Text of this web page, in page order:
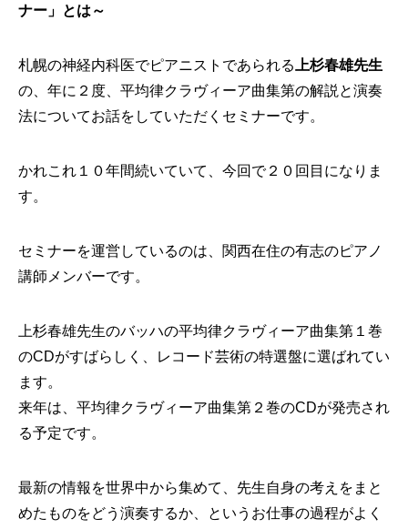
ナー」とは～
札幌の神経内科医でピアニストであられる上杉春雄先生
の、年に２度、平均律クラヴィーア曲集第の解説と演奏
法についてお話をしていただくセミナーです。
かれこれ１０年間続いていて、今回で２０回目になりま
す。
セミナーを運営しているのは、関西在住の有志のピアノ
講師メンバーです。
上杉春雄先生のバッハの平均律クラヴィーア曲集第１巻
のCDがすばらしく、レコード芸術の特選盤に選ばれてい
ます。
来年は、平均律クラヴィーア曲集第２巻のCDが発売され
る予定です。
最新の情報を世界中から集めて、先生自身の考えをまと
めたものをどう演奏するか、というお仕事の過程がよく